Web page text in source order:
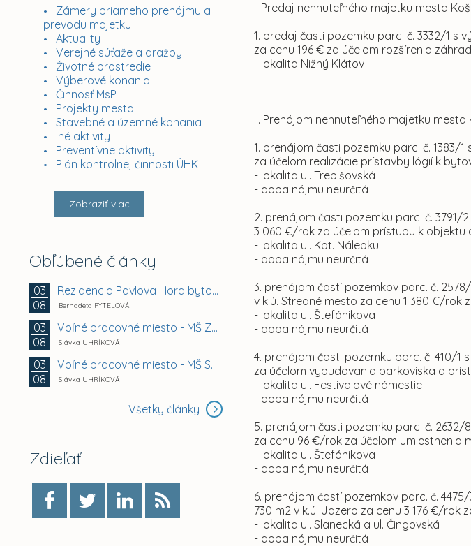
Zámery priameho prenájmu a
prevodu majetku
Aktuality
Verejné súťaže a dražby
Životné prostredie
Výberové konania
Činnosť MsP
Projekty mesta
Stavebné a územné konania
Iné aktivity
Preventívne aktivity
Plán kontrolnej činnosti ÚHK
Zobraziť viac
Obľúbené články
03
08
Rezidencia Pavlova Hora bytový dom A + B +...
Bernadeta PYTELOVÁ
03
08
Voľné pracovné miesto - MŠ Zuzkin park 2, Košice -...
Slávka UHRÍKOVÁ
03
08
Voľné pracovné miesto - MŠ Smetanova 11, Košice -...
Slávka UHRÍKOVÁ
Všetky články
Zdieľať
I. Predaj nehnuteľného majetku mesta
1. predaj časti pozemku parc. č. 3332/1 s
za cenu 196 € za účelom rozšírenia
- lokalita Nižný Klátov
II. Prenájom nehnuteľného majetku
1. prenájom časti pozemku parc. č. 1383/
za účelom realizácie prístavby lógií k
- lokalita ul. Trebišovská
- doba nájmu neurčitá
2. prenájom časti pozemku parc. č. 3791/
3 060 €/rok za účelom prístupu k objektu
- lokalita ul. Kpt. Nálepku
- doba nájmu neurčitá
3. prenájom častí pozemkov parc. č.
v k.ú. Stredné mesto za cenu 1 380 €/rok
- lokalita ul. Štefánikova
- doba nájmu neurčitá
4. prenájom časti pozemku parc. č. 410/1
za účelom vybudovania parkoviska a
- lokalita ul. Festivalové námestie
- doba nájmu neurčitá
5. prenájom časti pozemku parc. č. 2632/
za cenu 96 €/rok za účelom umiestnenia
- lokalita ul. Štefánikova
- doba nájmu neurčitá
6. prenájom častí pozemkov parc. č. 4475/
730 m2 v k.ú. Jazero za cenu 3 176 €/rok
- lokalita ul. Slanecká a ul. Čingovská
- doba nájmu neurčitá